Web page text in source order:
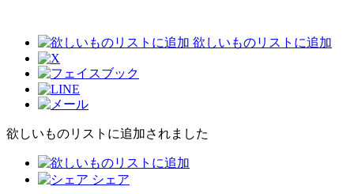
欲しいものリストに追加
欲しいものリストに追加されました
シェア